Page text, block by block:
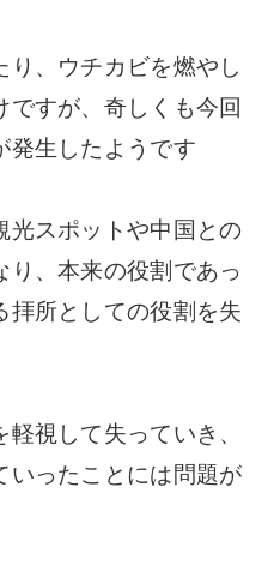
、ウチカビを燃やし
ですが、奇しくも今回
発生したようです
光スポットや中国との
り、本来の役割であっ
拝所としての役割を失
視して失っていき、
いったことには問題が